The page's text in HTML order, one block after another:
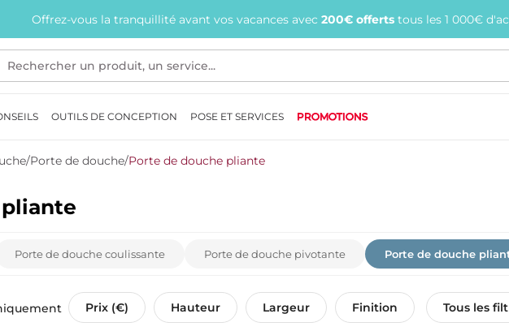
Offrez-vous la tranquillité avant vos vacances avec 200€ offerts tous les 1 000€
OUTILS DE CONCEPTION POSE ET SERVICES PROMOTIONS
/Porte de douche/Porte de douche pliante
Porte de douche coulissante Porte de douche pivotante Porte de douche
Prix (€) Hauteur Largeur Finition Tous les